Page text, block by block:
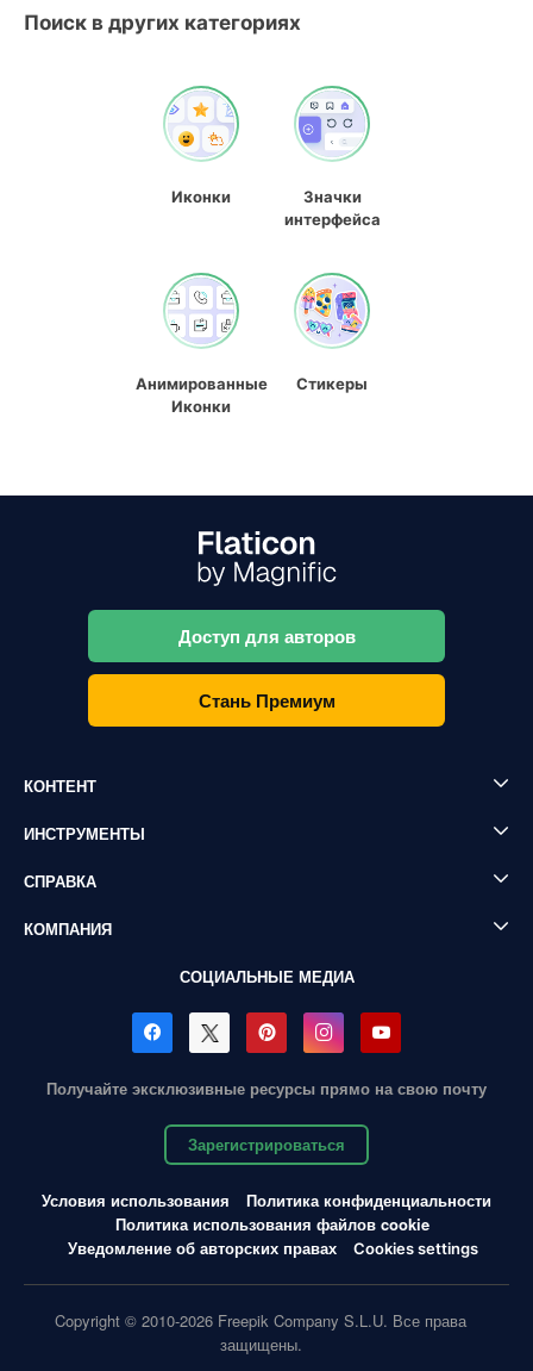
Поиск в других категориях
Иконки
Значки
интерфейса
Анимированные
Иконки
Стикеры
Доступ для авторов
Стань Премиум
КОНТЕНТ
ИНСТРУМЕНТЫ
СПРАВКА
КОМПАНИЯ
СОЦИАЛЬНЫЕ МЕДИА
Получайте эксклюзивные ресурсы прямо на свою почту
Зарегистрироваться
Условия использования
Политика конфиденциальности
Политика использования файлов cookie
Уведомление об авторских правах
Cookies settings
Copyright © 2010-2026 Freepik Company S.L.U. Все права
защищены.